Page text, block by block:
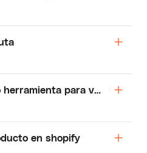
para vender más
en shopify